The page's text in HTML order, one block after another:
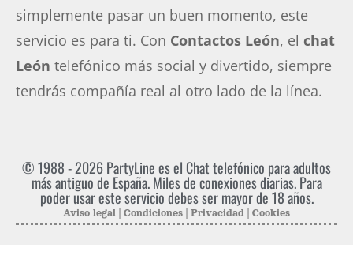
simplemente pasar un buen momento, este
servicio es para ti. Con Contactos León, el chat
León telefónico más social y divertido, siempre
tendrás compañía real al otro lado de la línea.
Aviso legal Condiciones Privacidad Cookies
© 1988 - 2026PartyLinees el Chat telefónico para adultos
más antiguo de España. Miles de conexiones diarias. Para
poder usar este servicio debes ser mayor de 18 años.